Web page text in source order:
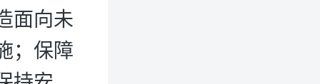
面向未
；保障